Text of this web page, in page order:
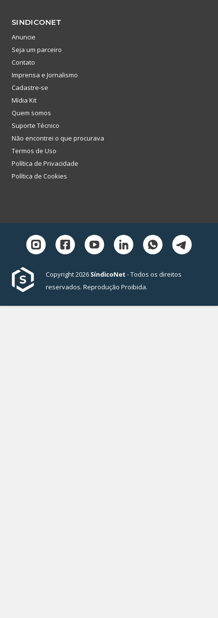
SINDICONET
Anuncie
Seja um parceiro
Contato
Imprensa e Jornalismo
Cadastre-se
Mídia Kit
Quem somos
Suporte Técnico
Não encontrei o que procurava
Termos de Uso
Política de Privacidade
Política de Cookies
Copyright 2026SíndicoNet- Todos os direitos
reservados. Reprodução Proibida.